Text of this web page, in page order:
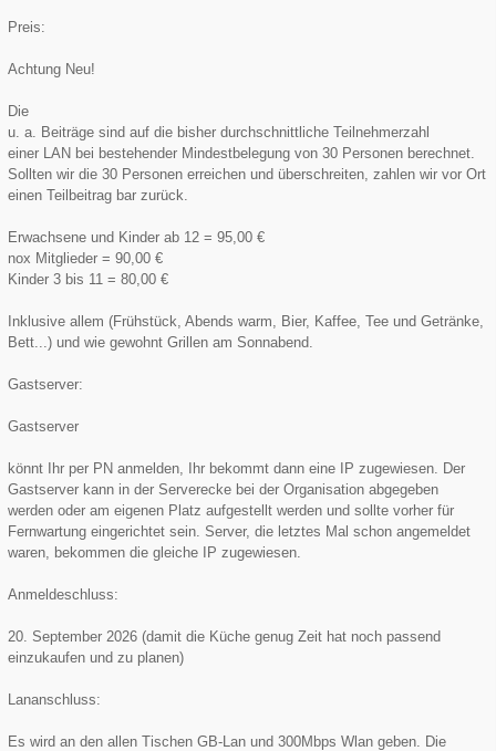
Preis:
Achtung Neu!
Die
u. a. Beiträge sind auf die bisher durchschnittliche Teilnehmerzahl
einer LAN bei bestehender Mindestbelegung von 30 Personen berechnet.
Sollten wir die 30 Personen erreichen und überschreiten, zahlen wir vor Ort
einen Teilbeitrag bar zurück.
Erwachsene und Kinder ab 12 = 95,00 €
nox Mitglieder = 90,00 €
Kinder 3 bis 11 = 80,00 €
Inklusive allem (Frühstück, Abends warm, Bier, Kaffee, Tee und Getränke,
Bett...) und wie gewohnt Grillen am Sonnabend.
Gastserver:
Gastserver
könnt Ihr per PN anmelden, Ihr bekommt dann eine IP zugewiesen. Der
Gastserver kann in der Serverecke bei der Organisation abgegeben
werden oder am eigenen Platz aufgestellt werden und sollte vorher für
Fernwartung eingerichtet sein. Server, die letztes Mal schon angemeldet
waren, bekommen die gleiche IP zugewiesen.
Anmeldeschluss:
20. September 2026 (damit die Küche genug Zeit hat noch passend
einzukaufen und zu planen)
Lananschluss:
Es wird an den allen Tischen GB-Lan und 300Mbps Wlan geben. Die